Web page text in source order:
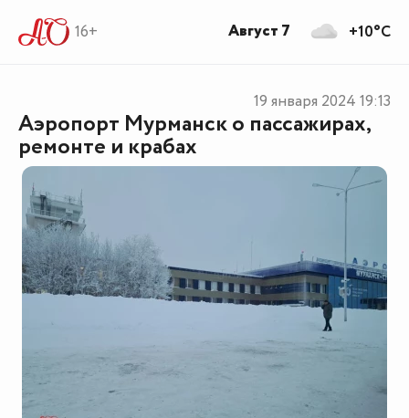
16+
Аэропорт Мурманск о пассажирах,
ремонте и крабах
19 января 2024 19:13
+10°C
Август 7